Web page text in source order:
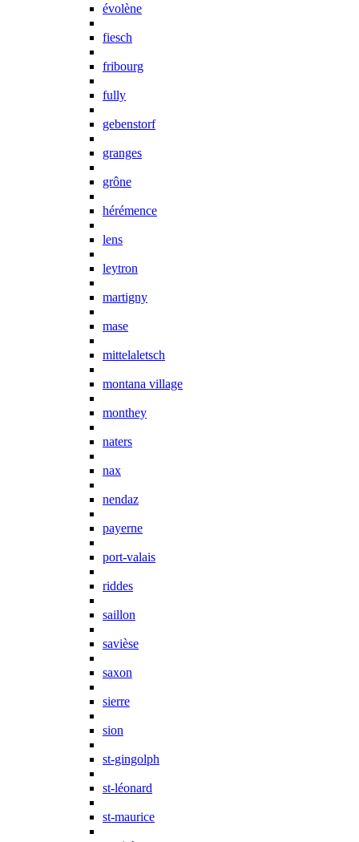
évolène
fiesch
fribourg
fully
gebenstorf
granges
grône
hérémence
lens
leytron
martigny
mase
mittelaletsch
montana village
monthey
naters
nax
nendaz
payerne
port-valais
riddes
saillon
savièse
saxon
sierre
sion
st-gingolph
st-léonard
st-maurice